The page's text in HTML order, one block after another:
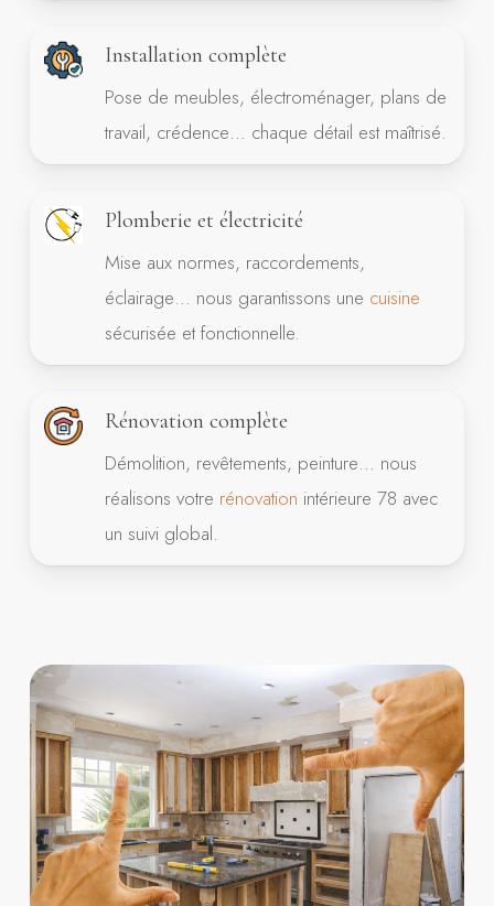
Installation complète
Pose de meubles, électroménager, plans de
travail, crédence… chaque détail est maîtrisé.
Plomberie et électricité
Mise aux normes, raccordements,
éclairage… nous garantissons une cuisine
sécurisée et fonctionnelle.
Rénovation complète
Démolition, revêtements, peinture… nous
réalisons votre rénovation intérieure 78 avec
un suivi global.